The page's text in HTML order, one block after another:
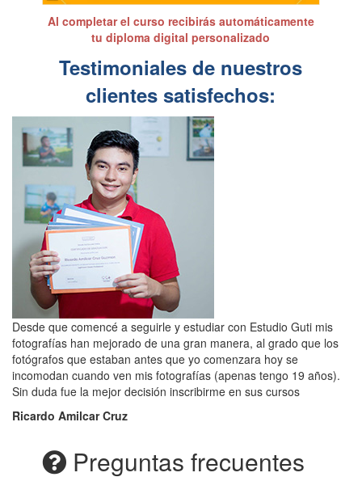
Al completar el curso recibirás automáticamente
tu diploma digital personalizado
Testimoniales de nuestros
clientes satisfechos:
Desde que comencé a seguirle y estudiar con Estudio Guti mis
fotografías han mejorado de una gran manera, al grado que los
fotógrafos que estaban antes que yo comenzara hoy se
incomodan cuando ven mis fotografías (apenas tengo 19 años).
Sin duda fue la mejor decisión inscribirme en sus cursos
Ricardo Amilcar Cruz
Preguntas frecuentes